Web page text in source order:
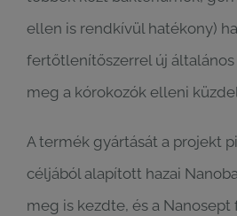
ellen is rendkívül hatékony)
fertőtlenítőszerrel új
meg a kórokozók elleni
A termék gyártását a projekt
céljából alapított hazai
meg is kezdte, és a Nanosept